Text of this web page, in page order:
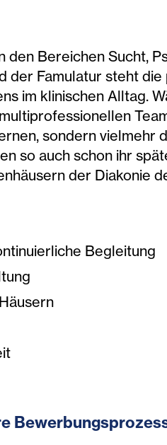
den Bereichen Sucht,
der Famulatur steht
im klinischen Alltag.
sondern vielmehr
so auch schon ihr
der Diakonie
Begleitung